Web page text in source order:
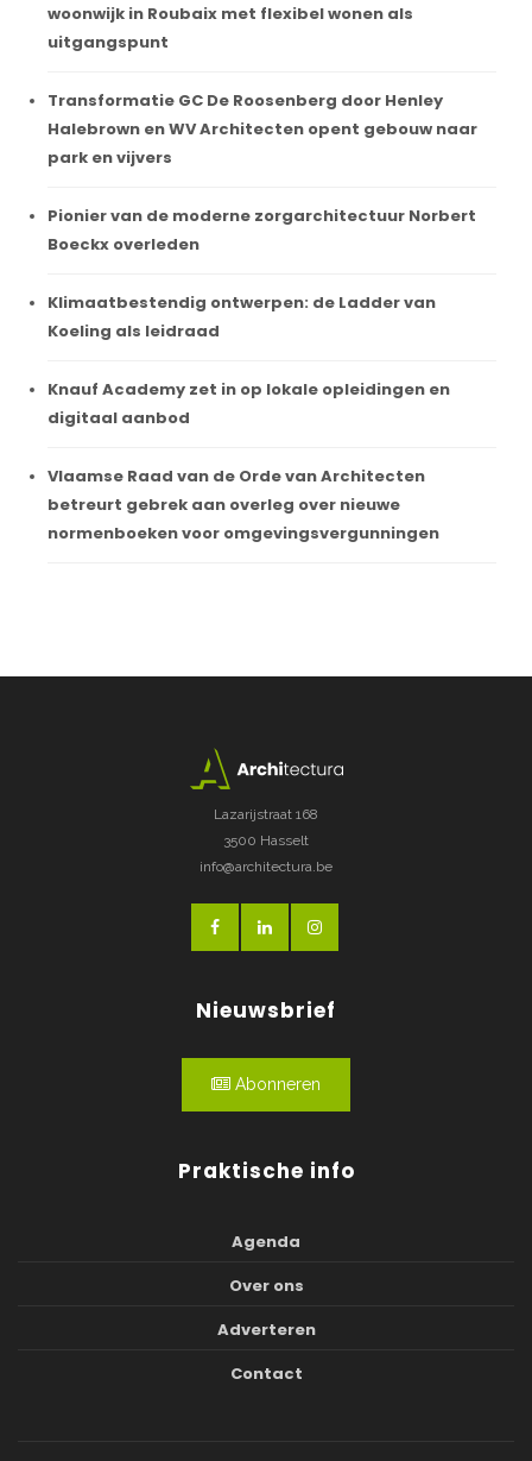
woonwijk in Roubaix met flexibel wonen als
uitgangspunt
Transformatie GC De Roosenberg door Henley
Halebrown en WV Architecten opent gebouw naar
park en vijvers
Pionier van de moderne zorgarchitectuur Norbert
Boeckx overleden
Klimaatbestendig ontwerpen: de Ladder van
Koeling als leidraad
Knauf Academy zet in op lokale opleidingen en
digitaal aanbod
Vlaamse Raad van de Orde van Architecten
betreurt gebrek aan overleg over nieuwe
normenboeken voor omgevingsvergunningen
Lazarijstraat 168
3500 Hasselt
info@architectura.be
Nieuwsbrief
Abonneren
Praktische info
Agenda
Over ons
Adverteren
Contact